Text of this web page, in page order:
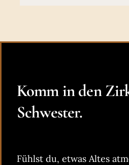
Komm in den
Schwester.
Fühlst du, etwas Altes